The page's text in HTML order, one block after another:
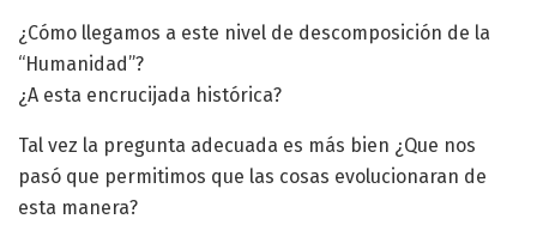
¿Cómo llegamos a este nivel de descomposición de la
“Humanidad”?
¿A esta encrucijada histórica?
Tal vez la pregunta adecuada es más bien ¿Que nos
pasó que permitimos que las cosas evolucionaran de
esta manera?